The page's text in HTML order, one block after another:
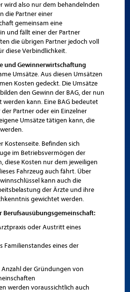
wird also nur dem behandelnden
die Partner einer
gemeinsam eine
und fällt einer der Partner
die übrigen Partner jedoch voll
diese Verbindlichkeit.
und Gewinnerwirtschaftung
Umsätze. Aus diesen Umsätzen
Kosten gedeckt. Die Umsätze
den Gewinn der BAG, der nun
werden kann. Eine BAG bedeutet
Partner oder ein Einzelner
Umsätze tätigen kann, die
Kostenseite. Befinden sich
im Betriebsvermögen der
diese Kosten nur dem jeweiligen
Fahrzeug auch fährt. Über
kann auch die
der Ärzte und ihre
gewichtet werden.
Berufsausübungsgemeinschaft:
oder Austritt eines
Familienstandes eines der
der Gründungen von
werden voraussichtlich auch